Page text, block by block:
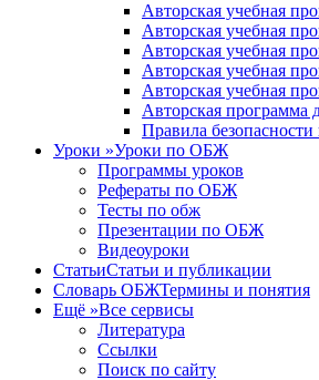
Авторская учебная
Авторская учебная
Авторская учебная
Авторская учебная
Авторская учебная
Авторская программа
Правила безопасности
Уроки »Уроки по ОБЖ
Программы уроков
Рефераты по ОБЖ
Тесты по обж
Презентации по ОБЖ
Видеоуроки
СтатьиСтатьи и публикации
Словарь ОБЖТермины и понятия
Ещё »Все сервисы
Литература
Ссылки
Поиск по сайту